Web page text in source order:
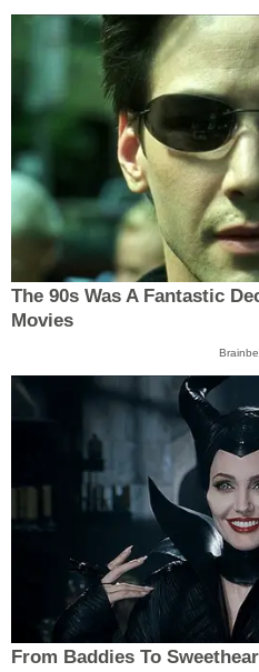
The 90s Was A Fantastic
Movies
From Baddies To